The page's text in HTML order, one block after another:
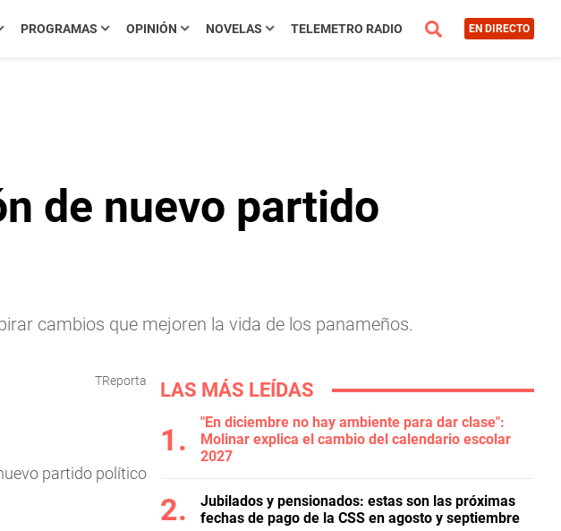
PROGRAMAS OPINIÓN NOVELAS TELEMETRO RADIO EN DIRECTO
de nuevo partido
cambios que mejoren la vida de los panameños.
TReporta
partido político
LAS MÁS LEÍDAS
"En diciembre no hay ambiente para dar clase":
Molinar explica el cambio del calendario escolar
2027
Jubilados y pensionados: estas son las próximas
fechas de pago de la CSS en agosto y septiembre